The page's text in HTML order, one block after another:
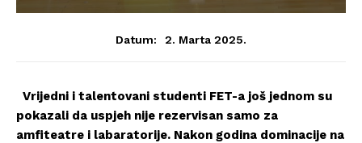
Datum: 2. Marta 2025.
Vrijedni i talentovani studenti FET-a još jednom su
pokazali da uspjeh nije rezervisan samo za
amfiteatre i labaratorije. Nakon godina dominacije na